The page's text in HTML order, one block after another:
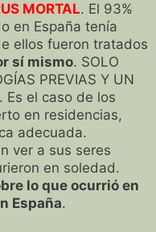
MORTAL. El 93%
en España tenía
ellos fueron tratados
sí mismo. SOLO
PREVIAS Y UN
Es el caso de los
en residencias,
adecuada.
ver a sus seres
en soledad.
lo que ocurrió en
España.